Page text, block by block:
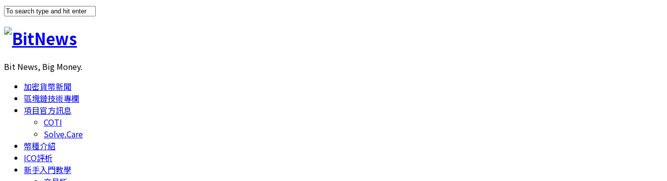
Bit News, Big Money.
加密貨幣新聞
區塊鏈技術專欄
項目官方訊息
COTI
Solve.Care
幣種介紹
ICO評析
新手入門教學